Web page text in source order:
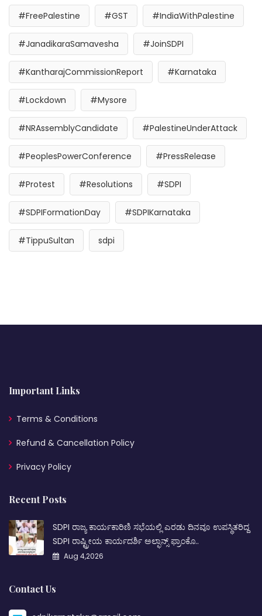
#FreePalestine #GST #IndiaWithPalestine
#JanadikaraSamavesha #JoinSDPI
#KantharajCommissionReport #Karnataka
#Lockdown #Mysore
#NRAssemblyCandidate #PalestineUnderAttack
#PeoplesPowerConference #PressRelease
#Protest #Resolutions #SDPI
#SDPIFormationDay #SDPIKarnataka
#TippuSultan sdpi
Important Links
Terms & Conditions
Refund & Cancellation Policy
Privacy Policy
Recent Posts
SDPI ರಾಜ್ಯ ಕಾರ್ಯಕಾರಿಣಿ ಸಭೆಯಲ್ಲಿ ಎರಡು ದಿನವೂ ಉಪಸ್ಥಿತರಿದ್ದ
SDPI ರಾಷ್ಟ್ರೀಯ ಕಾರ್ಯದರ್ಶಿ ಅಲ್ಫಾನ್ಸ್ ಫ್ರಾಂಕೊ..
Aug 4,2026
Contact Us